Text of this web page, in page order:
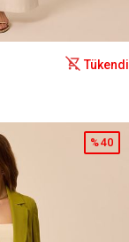
Tükendi
%40